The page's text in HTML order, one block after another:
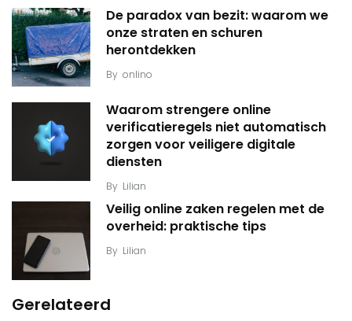
De paradox van bezit: waarom we
onze straten en schuren
herontdekken
By onlino
Waarom strengere online
verificatieregels niet automatisch
zorgen voor veiligere digitale
diensten
By Lilian
Veilig online zaken regelen met de
overheid: praktische tips
By Lilian
Gerelateerd